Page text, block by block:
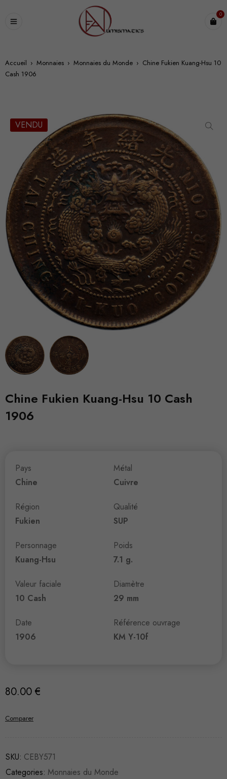
0
Accueil › Monnaies › Monnaies du Monde › Chine Fukien Kuang-Hsu 10
Cash 1906
VENDU
Chine Fukien Kuang-Hsu 10 Cash
1906
Pays
Chine
Région
Fukien
Personnage
Kuang-Hsu
Valeur faciale
10 Cash
Date
1906
Métal
Cuivre
Qualité
SUP
Poids
7.1 g.
Diamètre
29 mm
Référence ouvrage
KM Y-10f
80.00 €
Comparer
SKU: CEBY571
Categories: Monnaies du Monde